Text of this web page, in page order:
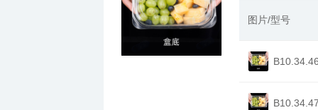
图片/型号